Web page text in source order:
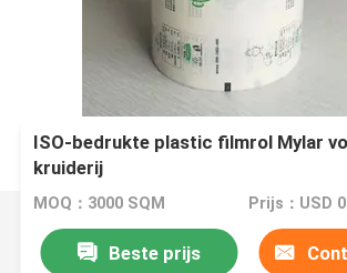
ISO-bedrukte plastic filmrol Mylar
kruiderij
MOQ：3000 SQM Prijs：USD
Beste prijs